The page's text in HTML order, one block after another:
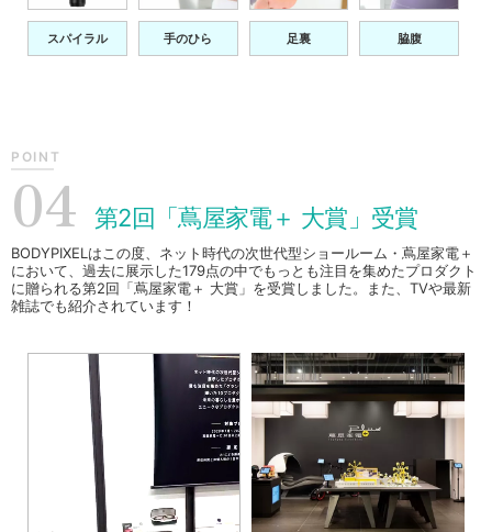
スパイラル 手のひら 足裏 脇腹
POINT
04 第2回「蔦屋家電＋ 大賞」受賞
BODYPIXELはこの度、ネット時代の次世代型ショールーム・蔦屋家電＋
において、過去に展示した179点の中でもっとも注目を集めたプロダクト
に贈られる第2回「蔦屋家電＋ 大賞」を受賞しました。また、TVや最新
雑誌でも紹介されています！